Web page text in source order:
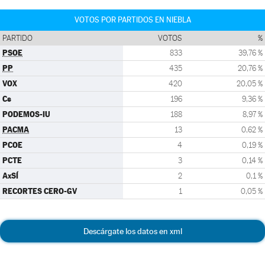
VOTOS POR PARTIDOS EN NIEBLA
PARTIDO VOTOS %
PSOE 833 39,76 %
PP 435 20,76 %
VOX 420 20,05 %
Cs 196 9,36 %
PODEMOS-IU 188 8,97 %
PACMA 13 0,62 %
PCOE 4 0,19 %
PCTE 3 0,14 %
AxSÍ 2 0,1 %
RECORTES CERO-GV 1 0,05 %
Descárgate los datos en xml